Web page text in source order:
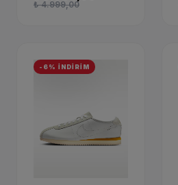
₺ 4.999,00
-6% İNDİRİM